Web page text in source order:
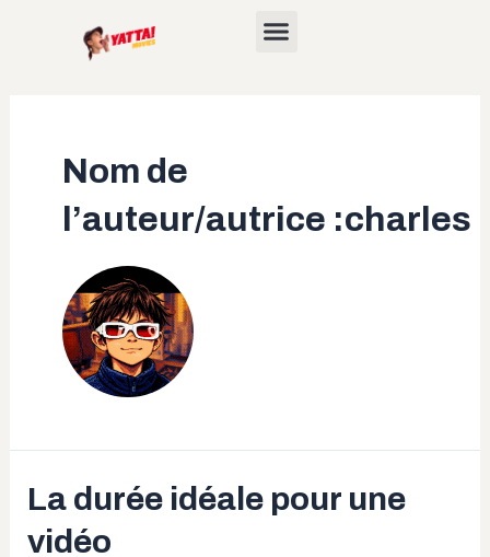
Nom de
l’auteur/autrice :charles
La durée idéale pour une
vidéo
La
durée
idéale